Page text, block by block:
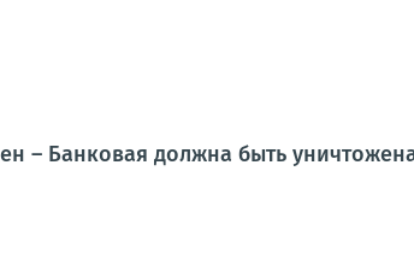
– Банковая должна быть